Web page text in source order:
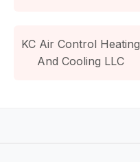
KC Air Control Heating
And Cooling LLC